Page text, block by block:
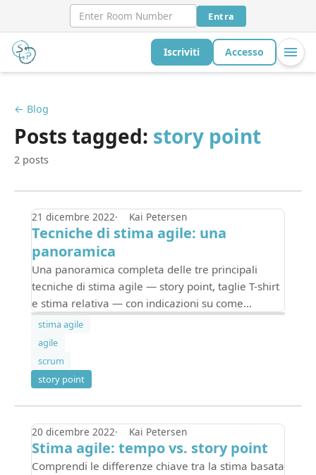
Entra
Iscriviti Accesso
← Blog
Posts tagged: story point
2 posts
21 dicembre 2022 Kai Petersen
Tecniche di stima agile: una
panoramica
Una panoramica completa delle tre principali
tecniche di stima agile — story point, taglie T-shirt
e stima relativa — con indicazioni su come
scegliere il metodo giusto per il tuo team.
stima agile
agile
scrum
story point
20 dicembre 2022 Kai Petersen
Stima agile: tempo vs. story point
Comprendi le differenze chiave tra la stima basata